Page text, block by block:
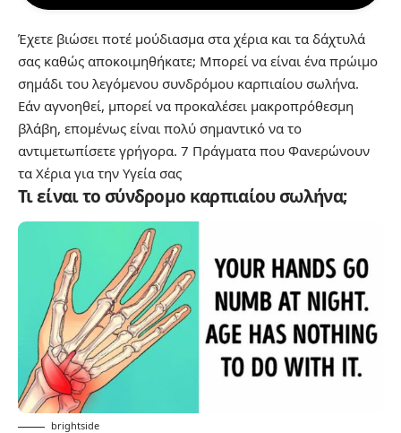
Έχετε βιώσει ποτέ μούδιασμα στα χέρια και τα δάχτυλά
σας καθώς αποκοιμηθήκατε; Μπορεί να είναι ένα πρώιμο
σημάδι του λεγόμενου συνδρόμου καρπιαίου σωλήνα.
Εάν αγνοηθεί, μπορεί να προκαλέσει μακροπρόθεσμη
βλάβη, επομένως είναι πολύ σημαντικό να το
αντιμετωπίσετε γρήγορα. 7 Πράγματα που Φανερώνουν
τα Χέρια για την Υγεία σας
Τι είναι το σύνδρομο καρπιαίου σωλήνα;
brightside